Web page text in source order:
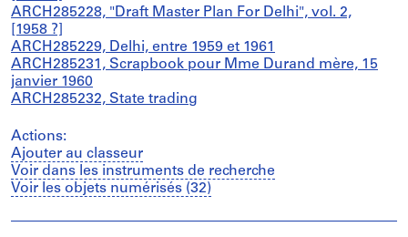
ARCH285228, "Draft Master Plan For Delhi", vol. 2,
[1958 ?]
ARCH285229, Delhi, entre 1959 et 1961
ARCH285231, Scrapbook pour Mme Durand mère, 15
janvier 1960
ARCH285232, State trading
Actions:
Ajouter au classeur
Voir dans les instruments de recherche
Voir les objets numérisés (32)